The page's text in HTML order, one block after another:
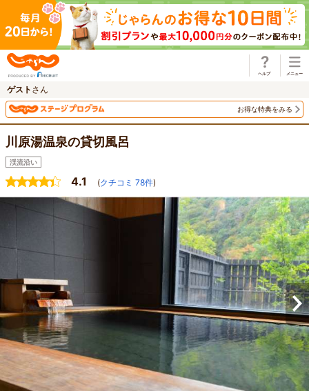
ゲスト さん
お得な特典をみる
川原湯温泉の貸切風呂
渓流沿い
4.1 (クチコミ 78件)